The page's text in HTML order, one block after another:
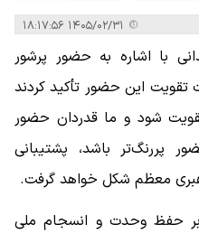
با اشاره به حضور پرشور
تقویت این حضور تأکید کردند
شود و ما قدردان حضور
پررنگ‌تر باشد، پشتیبانی
معظم شکل خواهد گرفت.
بر حفظ وحدت و انسجام ملی